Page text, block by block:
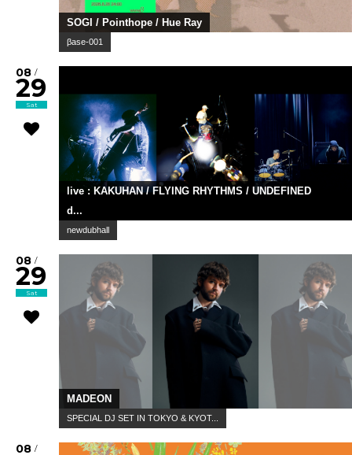
SOGI / Pointhope / Hue Ray
βase-001
08 /
29
Sat
live : KAKUHAN / FLYING RHYTHMS / UNDEFINED
d...
newdubhall
08 /
29
Sat
MADEON
SPECIAL DJ SET IN TOKYO & KYOT...
08 /